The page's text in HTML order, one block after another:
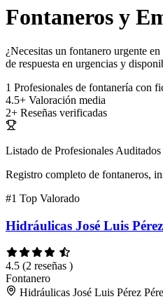
Fontaneros y
¿Necesitas un fontanero urgente
de respuesta en urgencias y
1 Profesionales de fontanería con
4.5+ Valoración media
2+ Reseñas verificadas
Listado de Profesionales Auditados
Registro completo de fontaneros,
#1 Top Valorado
Hidráulicas José Luis
4.5 (2 reseñas )
Fontanero
Hidráulicas José Luis Pérez